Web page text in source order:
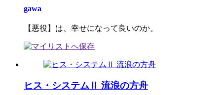
gawa
【悪役】は、幸せになって良いのか。
ヒス・システムⅡ 流浪の方舟